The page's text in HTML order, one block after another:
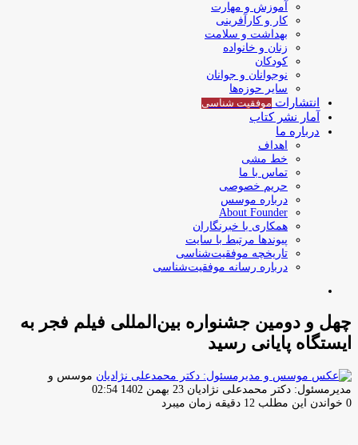
آموزش و مهارت
کار و کارآفرینی
بهداشت و سلامت
زنان و خانواده
کودکان
نوجوانان و جوانان
سایر حوزه‌ها
انتشارات موفقیت‌ شناسی
آمار نشر کتاب
درباره ما
اهداف
خط مشی
تماس با ما
حریم خصوصی
درباره موسس
About Founder
همکاری با خبرنگاران
پیوندها مرتبط با سایت
تاریخچه موفقیت‌شناسی
درباره رسانه موفقیت‌شناسی
چهل و دومین جشنواره بین‌المللی فیلم فجر به
ایستگاه پایانی رسید
موسس و
مدیرمسئول: دکتر محمدعلی نژادیان ارسال
ایمیل
23 بهمن 1402 02:54
0 خواندن این مطلب 12 دقیقه زمان میبرد